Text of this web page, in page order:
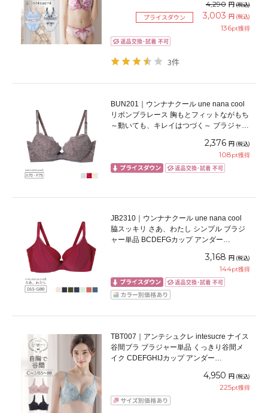
4,290 円(税込)
プライスダウン 3,003 円 (税込)
136pt獲得
3件
BUN201｜ウンナナクール une nana cool
リボンブラレース 胸もとフィットながもち
～動いても、キレイはつづく～ ブラジャー
2,376 円 (税込)
108pt獲得
JB2310｜ウンナナクール une nana cool
脇スッキリ さあ、わたし シンプル ブラジ
ャー単品 BCDEFGカップ アンダー
3,168 円 (税込)
144pt獲得
TBT007｜アンテシュクレ intesucre ナイス
谷間ブラ ブラジャー単品 くっきり谷間メ
イク CDEFGHIJカップ アンダー
4,950 円 (税込)
225pt獲得